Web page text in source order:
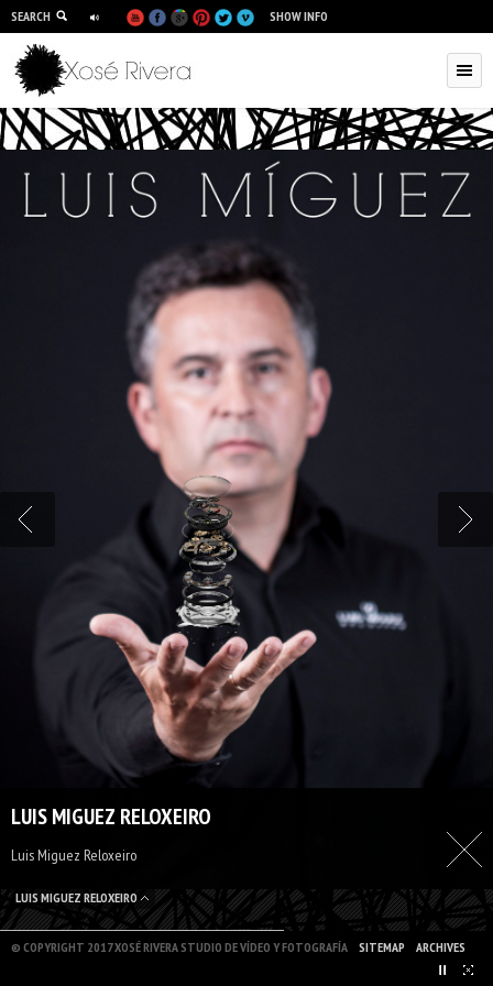
SEARCH SHOW INFO
© COPYRIGHT 2017 XOSÉ RIVERA STUDIO DE VÍDEO Y FOTOGRAFÍA SITEMAP
ARCHIVES
LUIS MIGUEZ RELOXEIRO
Luis Miguez Reloxeiro
LUIS MIGUEZ RELOXEIRO